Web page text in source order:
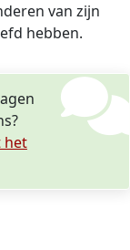
van zijn
hebben.
het